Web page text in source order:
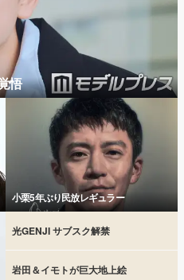
悟
小栗5年ぶり民放レギュラー
光GENJI サブスク解禁
岩田＆イモトが巨大地上絵